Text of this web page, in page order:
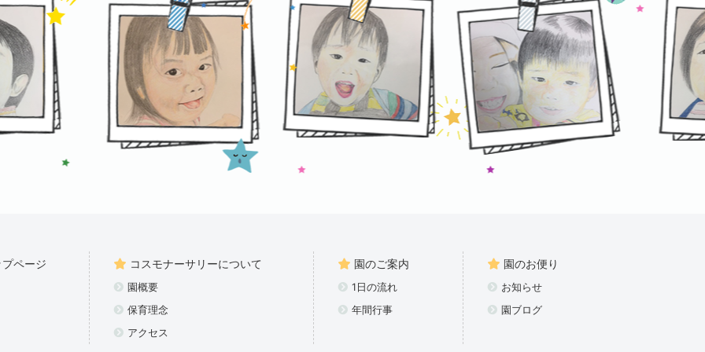
ページ コスモナーサリーについて
園概要
保育理念
アクセス
園のご案内
1日の流れ
年間行事
園のお便り
お知らせ
園ブログ